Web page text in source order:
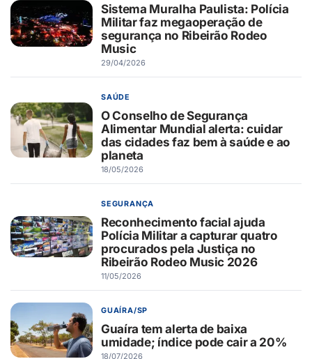
Sistema Muralha Paulista: Polícia
Militar faz megaoperação de
segurança no Ribeirão Rodeo
Music
29/04/2026
SAÚDE
O Conselho de Segurança
Alimentar Mundial alerta: cuidar
das cidades faz bem à saúde e ao
planeta
18/05/2026
SEGURANÇA
Reconhecimento facial ajuda
Polícia Militar a capturar quatro
procurados pela Justiça no
Ribeirão Rodeo Music 2026
11/05/2026
GUAÍRA/SP
Guaíra tem alerta de baixa
umidade; índice pode cair a 20%
18/07/2026